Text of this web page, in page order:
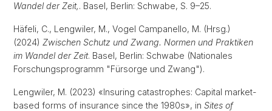
Wandel der Zeit,. Basel, Berlin: Schwabe, S. 9–25.
Häfeli, C., Lengwiler, M., Vogel Campanello, M. (Hrsg.)
(2024) Zwischen Schutz und Zwang. Normen und Praktiken
im Wandel der Zeit. Basel, Berlin: Schwabe (Nationales
Forschungsprogramm "Fürsorge und Zwang").
Lengwiler, M. (2023) «Insuring catastrophes: Capital market-
based forms of insurance since the 1980s», in Sites of